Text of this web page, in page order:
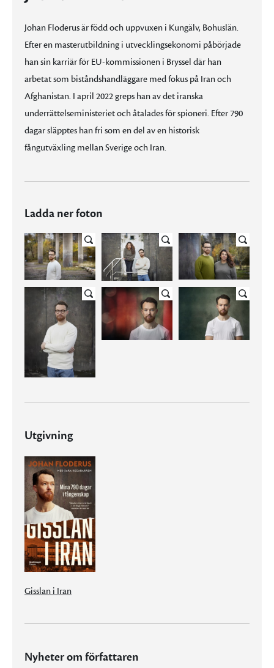
Johan Floderus är född och uppvuxen i Kungälv, Bohuslän.
Efter en masterutbildning i utvecklingsekonomi påbörjade
han sin karriär för EU-kommissionen i Bryssel där han
arbetat som biståndshandläggare med fokus på Iran och
Afghanistan. I april 2022 greps han av det iranska
underrättelseministeriet och åtalades för spioneri. Efter 790
dagar släpptes han fri som en del av en historisk
fångutväxling mellan Sverige och Iran.
Ladda ner foton
Utgivning
Gisslan i Iran
Nyheter om författaren